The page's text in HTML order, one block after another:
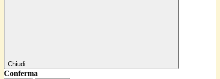
Chiudi
Conferma